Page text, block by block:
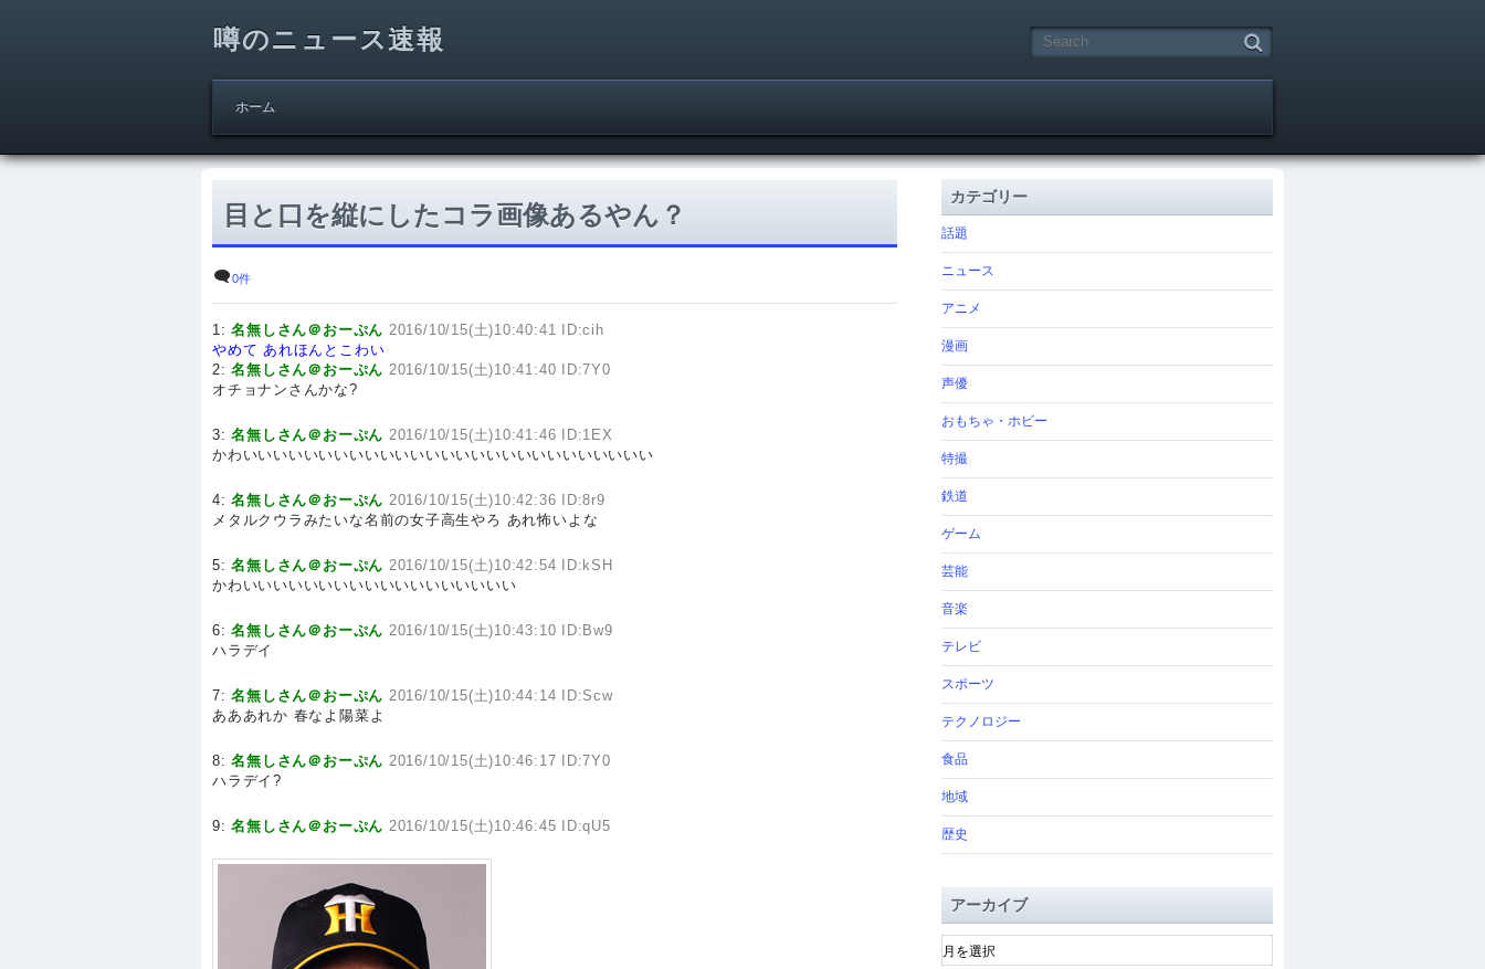
噂のニュース速報
ホーム
目と口を縦にしたコラ画像あるやん？
0件
1:名無しさん＠おーぷん 2016/10/15(土)10:40:41 ID:cih
やめて あれほんとこわい
2:名無しさん＠おーぷん 2016/10/15(土)10:41:40 ID:7Y0
オチョナンさんかな?
3:名無しさん＠おーぷん 2016/10/15(土)10:41:46 ID:1EX
かわいいいいいいいいいいいいいいいいいいいいいいいいいいい
4:名無しさん＠おーぷん 2016/10/15(土)10:42:36 ID:8r9
メタルクウラみたいな名前の女子高生やろ あれ怖いよな
5:名無しさん＠おーぷん 2016/10/15(土)10:42:54 ID:kSH
かわいいいいいいいいいいいいいいいいいい
6:名無しさん＠おーぷん 2016/10/15(土)10:43:10 ID:Bw9
ハラデイ
7:名無しさん＠おーぷん 2016/10/15(土)10:44:14 ID:Scw
あああれか 春なよ陽菜よ
8:名無しさん＠おーぷん 2016/10/15(土)10:46:17 ID:7Y0
ハラデイ?
9:名無しさん＠おーぷん 2016/10/15(土)10:46:45 ID:qU5
カテゴリー
話題
ニュース
アニメ
漫画
声優
おもちゃ・ホビー
特撮
鉄道
ゲーム
芸能
音楽
テレビ
スポーツ
テクノロジー
食品
地域
歴史
アーカイブ
ア
ー